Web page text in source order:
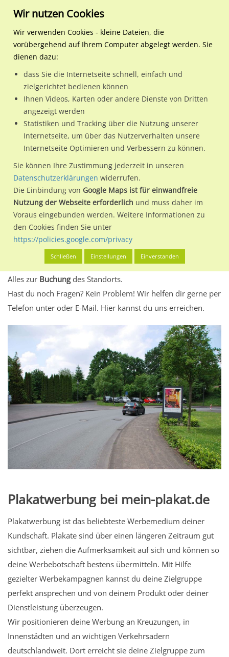
Regionale Plakatwerbung Nordrhein-Westfalen
Gütersloh, Stadt
Isselhorster Str. 248/geg.
33335 / Gütersloh, Stadt / Innenstadt
Nutze günstige Werbemöglichkeiten am Standort
Isselhorster Str. 248/geg. Bahnhof Avenwedde (WE rts)im
Ortsteil Innenstadt)in Gütersloh, Stadt.
Wir erheben für jede unserer Werbeflächen individuelle und
aktuelleStandortinformationenundLeistungswerte. Damit
kannst du dich schon vor der Buchung im Detail über den
Standort, seine Reichweite und Werbewirkung sowie
eventuelle Beschränkungen in den zugelassenen
Werbeinhalten informieren.
Alles klar? Dann findest du direkt im unteren Teil dieser Seite
Alles zur Buchungdes Standorts.
Hast du noch Fragen? Kein Problem! Wir helfen dir gerne per
Telefon unter oder E-Mail. Hier kannst du uns erreichen.
Plakatwerbung bei mein-plakat.de
Plakatwerbung ist das beliebteste Werbemedium deiner
Kundschaft. Plakate sind über einen längeren Zeitraum gut
sichtbar, ziehen die Aufmerksamkeit auf sich und können so
deine Werbebotschaft bestens übermitteln. Mit Hilfe
gezielter Werbekampagnen kannst du deine Zielgruppe
perfekt ansprechen und von deinem Produkt oder deiner
Dienstleistung überzeugen.
Wir positionieren deine Werbung an Kreuzungen, in
Innenstädten und an wichtigen Verkehrsadern
deutschlandweit. Dort erreicht sie deine Zielgruppe zum
Wir nutzen Cookies
Wir verwenden Cookies - kleine Dateien, die
vorübergehend auf Ihrem Computer abgelegt werden. Sie
dienen dazu:
dass Sie die Internetseite schnell, einfach und
zielgerichtet bedienen können
Ihnen Videos, Karten oder andere Dienste von Dritten
angezeigt werden
Statistiken und Tracking über die Nutzung unserer
Internetseite, um über das Nutzerverhalten unsere
Internetseite Optimieren und Verbessern zu können.
Sie können Ihre Zustimmung jederzeit in unseren
Datenschutzerklärungen widerrufen.
Die Einbindung von Google Maps ist für einwandfreie
Nutzung der Webseite erforderlich und muss daher im
Voraus eingebunden werden. Weitere Informationen zu
den Cookies finden Sie unter
https://policies.google.com/privacy
Schließen Einstellungen Einverstanden